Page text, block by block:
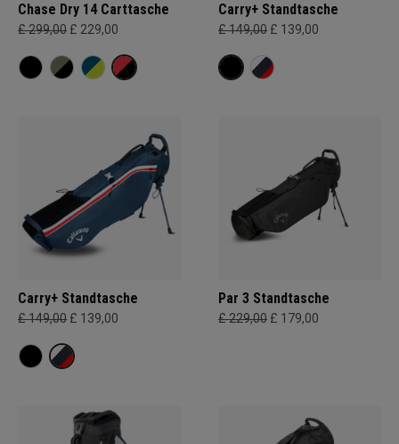
Chase Dry 14 Carttasche
£ 299,00 £ 229,00
Carry+ Standtasche
£ 149,00 £ 139,00
Carry+ Standtasche
£ 149,00 £ 139,00
Par 3 Standtasche
£ 229,00 £ 179,00